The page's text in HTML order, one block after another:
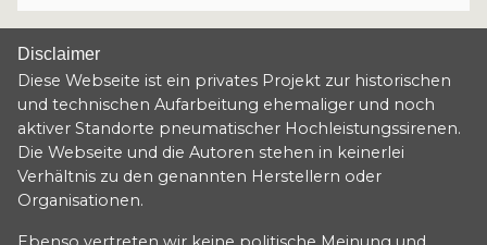
Disclaimer
Diese Webseite ist ein privates Projekt zur historischen
und technischen Aufarbeitung ehemaliger und noch
aktiver Standorte pneumatischer Hochleistungssirenen.
Die Webseite und die Autoren stehen in keinerlei
Verhältnis zu den genannten Herstellern oder
Organisationen.